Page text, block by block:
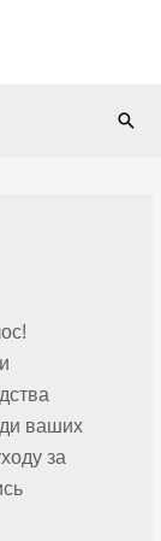
ваших
за